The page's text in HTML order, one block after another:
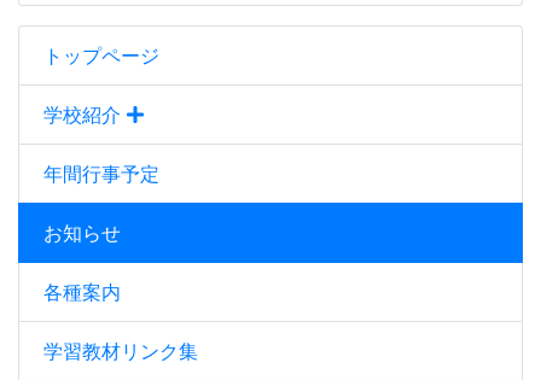
トップページ
学校紹介
年間行事予定
お知らせ
各種案内
学習教材リンク集